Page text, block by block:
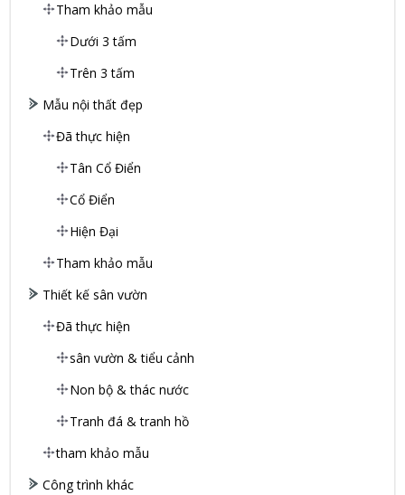
Tham khảo mẫu
Dưới 3 tấm
Trên 3 tấm
Mẫu nội thất đẹp
Đã thực hiện
Tân Cổ Điển
Cổ Điển
Hiện Đại
Tham khảo mẫu
Thiết kế sân vườn
Đã thực hiện
sân vườn & tiểu cảnh
Non bộ & thác nước
Tranh đá & tranh hồ
tham khảo mẫu
Công trình khác